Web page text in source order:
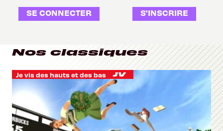
SE CONNECTER S'INSCRIRE
Nos classiques
Je vis des hauts et des bas